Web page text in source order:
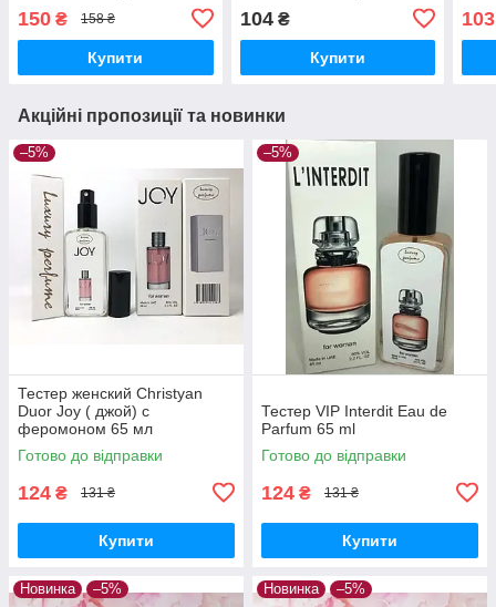
150 ₴ 158 ₴
Купити
104₴
Купити
103
Акційні пропозиції та новинки
–5%
Тестер женский Christyan
Duor Joy ( джой) с
феромоном 65 мл
Готово до відправки
124 ₴ 131 ₴
Купити
–5%
Тестер VIP Interdit Eau de
Parfum 65 ml
Готово до відправки
124 ₴ 131 ₴
Купити
Новинка –5% Новинка –5%